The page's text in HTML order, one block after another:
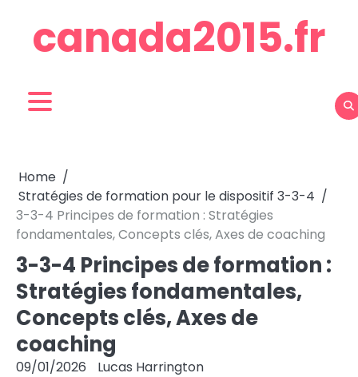
contentcanada2015.fr
Home
Stratégies de formation pour le dispositif 3-3-4
3-3-4 Principes de formation : Stratégies
fondamentales, Concepts clés, Axes de coaching
3-3-4 Principes de formation :
Stratégies fondamentales,
Concepts clés, Axes de
coaching
09/01/2026 Lucas Harrington